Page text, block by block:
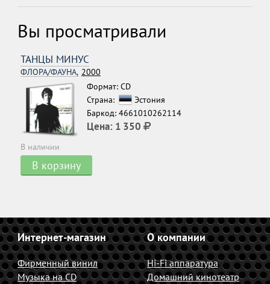
Вы просматривали
ТАНЦЫ МИНУС
ФЛОРА/ФАУНА, 2000
Формат: CD
Страна:
Эстония
Баркод: 4661010262114
Цена: 1 350
В наличии
В корзину
Интернет-магазин
Фирменный винил
Музыка на CD
О компании
Hi-Fi аппаратура
Домашний кинотеатр